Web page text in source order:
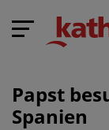
Papst
Spanien